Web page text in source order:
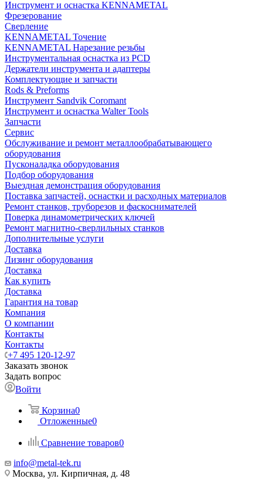
Инструмент и оснастка KENNAMETAL
Фрезерование
Сверление
KENNAMETAL Точение
KENNAMETAL Нарезание резьбы
Инструментальная оснастка из PCD
Держатели инструмента и адаптеры
Комплектующие и запчасти
Rods & Preforms
Инструмент Sandvik Coromant
Инструмент и оснастка Walter Tools
Запчасти
Сервис
Обслуживание и ремонт металлообрабатывающего
оборудования
Пусконаладка оборудования
Подбор оборудования
Выездная демонстрация оборудования
Поставка запчастей, оснастки и расходных материалов
Ремонт станков, труборезов и фаскоснимателей
Поверка динамометрических ключей
Ремонт магнитно-сверлильных станков
Дополнительные услуги
Доставка
Лизинг оборудования
Доставка
Как купить
Доставка
Гарантия на товар
Компания
О компании
Контакты
Контакты
+7 495 120-12-97
Заказать звонок
Задать вопрос
Войти
Корзина0
Отложенные0
Сравнение товаров0
info@metal-tek.ru
Москва, ул. Кирпичная, д. 48